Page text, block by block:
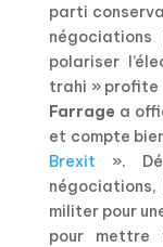
parti
polariser
trahi » profite
Farrage a
et compte
Brexit ».
négociations,
militer pour
pour mettre